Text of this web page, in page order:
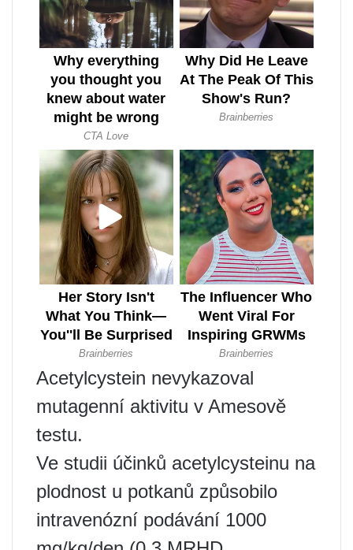
Acetylcystein nevykazoval
mutagenní aktivitu v Amesově
testu.
Ve studii účinků acetylcysteinu na
plodnost u potkanů ​​způsobilo
intravenózní podávání 1000